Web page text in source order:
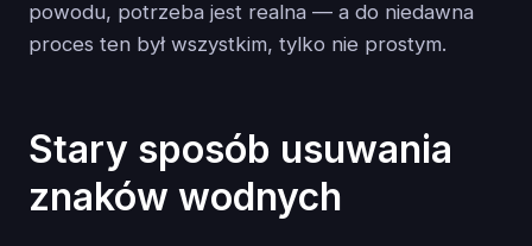
powodu, potrzeba jest realna — a do niedawna
proces ten był wszystkim, tylko nie prostym.
Stary sposób usuwania
znaków wodnych